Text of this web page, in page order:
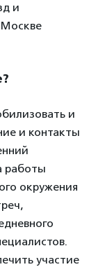
и
и
и контакты
работы
окружения
участие